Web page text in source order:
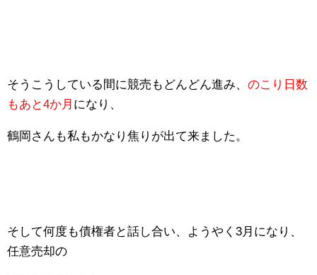
そうこうしている間に競売もどんどん進み、 のこり日数
もあと4か月 になり、
鶴岡さんも私もかなり焦りが出て来ました。
そして何度も債権者と話し合い、ようやく3月になり、
任意売却の